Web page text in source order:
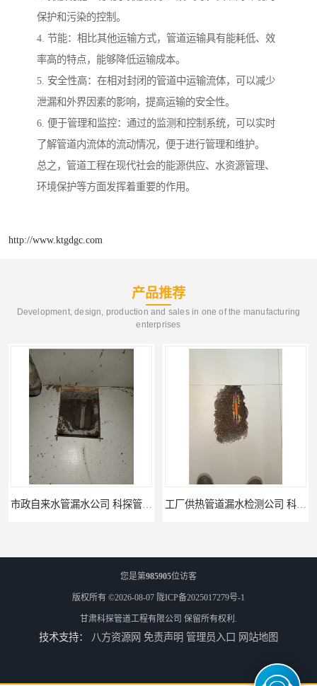
保护和污染的控制。
4. 节能：相比其他运输方式，管道运输具有能耗低、效
率高的特点，能够降低运输成本。
5. 安全性高：在相对封闭的管道中运输流体，可以减少
泄漏和外界因素的影响，提高运输的安全性。
6. 便于管理和监控：通过的监测和控制系统，可以实时
了解管道内流体的流动情况，便于进行管理和维护。
总之，管道工程在现代社会的能源供应、水资源管理、
环境保护等方面发挥着重要的作用。
http://www.ktgdgc.com
产品推荐
Development, design, production and sales in one of the manufacturing
enterprises
市政自来水管漏水公司 科探管道工程 工厂供热管道漏水检测公司 科探管道工程
公司仪器测漏电话 科探管道工程 工厂管道工程 科探管道工程
您是第985905位访客
版权所有 ©2026-08-07 陇ICP备2025017279号-1
甘肃科探管道工程有限公司 保留所有权利.
技术支持： 八方资源网 免责声明 管理员入口 网站地图